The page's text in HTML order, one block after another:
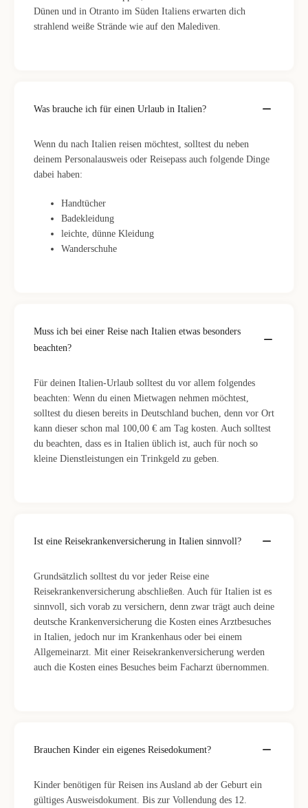
Dünen und in Otranto im Süden Italiens erwarten dich
strahlend weiße Strände wie auf den Malediven.
Was brauche ich für einen Urlaub in Italien?
Wenn du nach Italien reisen möchtest, solltest du neben
deinem Personalausweis oder Reisepass auch folgende Dinge
dabei haben:
Handtücher
Badekleidung
leichte, dünne Kleidung
Wanderschuhe
Muss ich bei einer Reise nach Italien etwas besonders
beachten?
Für deinen Italien-Urlaub solltest du vor allem folgendes
beachten: Wenn du einen Mietwagen nehmen möchtest,
solltest du diesen bereits in Deutschland buchen, denn vor Ort
kann dieser schon mal 100,00 € am Tag kosten. Auch solltest
du beachten, dass es in Italien üblich ist, auch für noch so
kleine Dienstleistungen ein Trinkgeld zu geben.
Ist eine Reisekrankenversicherung in Italien sinnvoll?
Grundsätzlich solltest du vor jeder Reise eine
Reisekrankenversicherung abschließen. Auch für Italien ist es
sinnvoll, sich vorab zu versichern, denn zwar trägt auch deine
deutsche Krankenversicherung die Kosten eines Arztbesuches
in Italien, jedoch nur im Krankenhaus oder bei einem
Allgemeinarzt. Mit einer Reisekrankenversicherung werden
auch die Kosten eines Besuches beim Facharzt übernommen.
Brauchen Kinder ein eigenes Reisedokument?
Kinder benötigen für Reisen ins Ausland ab der Geburt ein
gültiges Ausweisdokument. Bis zur Vollendung des 12.